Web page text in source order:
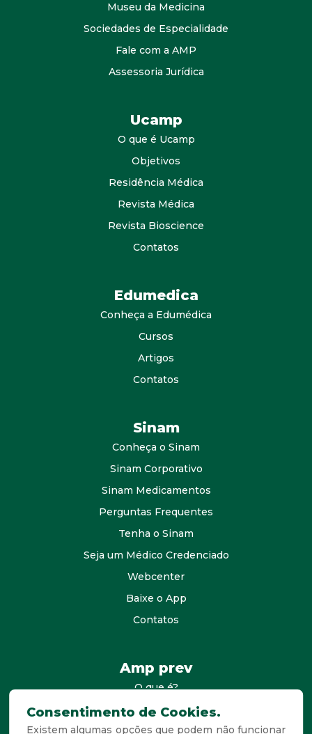
Museu da Medicina
Sociedades de Especialidade
Fale com a AMP
Assessoria Jurídica
Ucamp
O que é Ucamp
Objetivos
Residência Médica
Revista Médica
Revista Bioscience
Contatos
Edumedica
Conheça a Edumédica
Cursos
Artigos
Contatos
Sinam
Conheça o Sinam
Sinam Corporativo
Sinam Medicamentos
Perguntas Frequentes
Tenha o Sinam
Seja um Médico Credenciado
Webcenter
Baixe o App
Contatos
Amp prev
O que é?
consultores
Agende Sua Visita
Consentimento de Cookies.
Existem algumas opções que podem não funcionar